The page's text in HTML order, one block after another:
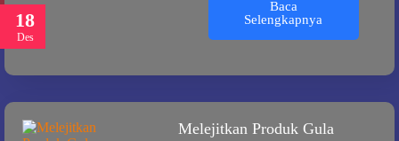
18
Des
Baca
Selengkapnya
Melejitkan Produk Gula